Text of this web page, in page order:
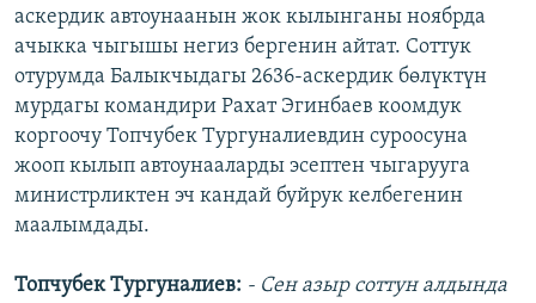
аскердик автоунаанын жок кылынганы ноябрда
ачыкка чыгышы негиз бергенин айтат. Соттук
отурумда Балыкчыдагы 2636-аскердик бөлүктүн
мурдагы командири Рахат Эгинбаев коомдук
коргоочу Топчубек Тургуналиевдин суроосуна
жооп кылып автоунааларды эсептен чыгарууга
министрликтен эч кандай буйрук келбегенин
маалымдады.
Топчубек Тургуналиев: - Сен азыр соттун алдында